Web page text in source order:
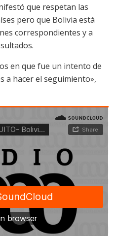
que respetan las
pero que Bolivia está
correspondientes y a
en que fue un intento de
a hacer el seguimiento»,